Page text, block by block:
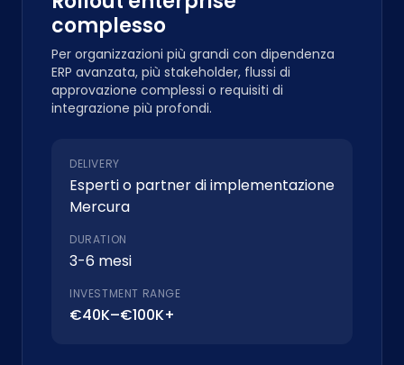
complesso
Per organizzazioni più grandi con dipendenza
ERP avanzata, più stakeholder, flussi di
approvazione complessi o requisiti di
integrazione più profondi.
DELIVERY
Esperti o partner di implementazione
Mercura
DURATION
3-6 mesi
INVESTMENT RANGE
€40K–€100K+